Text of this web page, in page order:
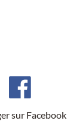
sur Facebook